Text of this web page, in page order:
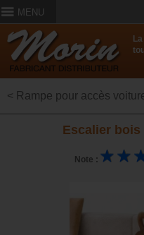
MENU
< Rampe pour accès
Escalier
Note :